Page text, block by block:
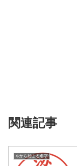
関連記事
やから始まる名字